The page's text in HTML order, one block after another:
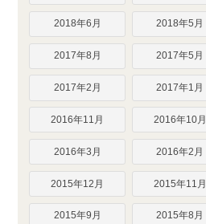
2018年6月 2018年5月
2017年8月 2017年5月
2017年2月 2017年1月
2016年11月 2016年10月
2016年3月 2016年2月
2015年12月 2015年11月
2015年9月 2015年8月